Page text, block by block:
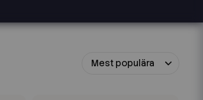
Mest populära